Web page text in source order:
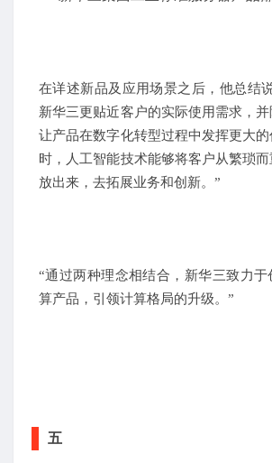
在详述新品及应用场景之后，他总结
新华三更贴近客户的实际使用需求，并
让产品在数字化转型过程中发挥更大
时，人工智能技术能够将客户从繁琐
放出来，去拓展业务和创新。”
“通过两种理念相结合，新华三致力
算产品，引领计算格局的升级。”
五